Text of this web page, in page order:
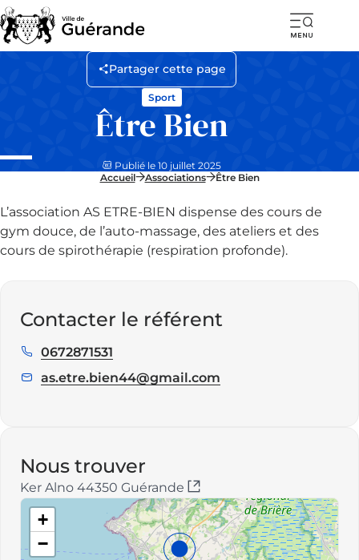
Être Bien
Sport
Publié le 10 juillet 2025
Partager cette page
Accueil Associations Être Bien
L’association AS ETRE-BIEN dispense des cours de
gym douce, de l’auto-massage, des ateliers et des
cours de spirothérapie (respiration profonde).
Contacter le référent
Téléphone
0672871531
Eas.etre.bien44@gmail.com
Nous trouver
Ker Alno 44350 Guérande
+
−